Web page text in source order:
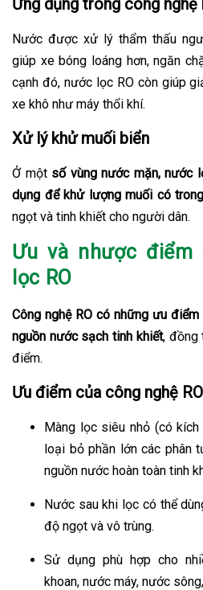
Nước được xử lý thẩm thấu
giúp xe bóng loáng hơn, ngăn
cạnh đó, nước lọc RO còn giúp
xe khô như máy thổi khí.
Xử lý khử muối biển
Ở một số vùng nước mặn, nước
dụng để khử lượng muối có
ngọt và tinh khiết cho người dân.
Ưu và nhược điểm
lọc RO
Công nghệ RO có những ưu
nguồn nước sạch tinh khiết, đồng
điểm.
Ưu điểm của công nghệ RO
Màng lọc siêu nhỏ (có
loại bỏ phần lớn các phân
nguồn nước hoàn toàn tinh
Nước sau khi lọc có thể
độ ngọt và vô trùng.
Sử dụng phù hợp cho
khoan, nước máy, nước